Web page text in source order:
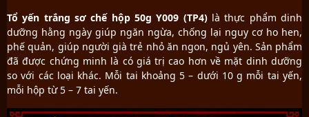
Tổ yến trắng sơ chế hộp 50g Y009 (TP4) là thực phẩm dinh
dưỡng hằng ngày giúp ngăn ngừa, chống lại nguy cơ ho hen,
phế quản, giúp người già trẻ nhỏ ăn ngon, ngủ yên. Sản phẩm
đã được chứng minh là có giá trị cao hơn về mặt dinh dưỡng
so với các loại khác. Mỗi tai khoảng 5 – dưới 10 g mỗi tai yến,
mỗi hộp từ 5 – 7 tai yến.